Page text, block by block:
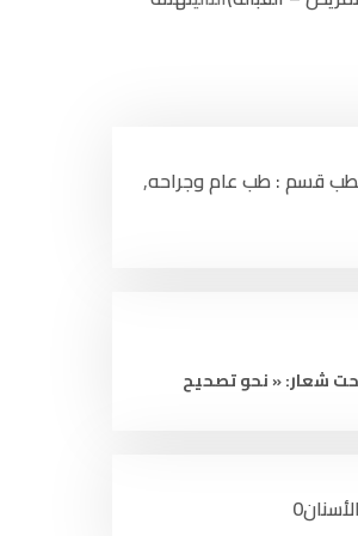
قسم : طب عام وجراحه,
شعار: « نحو تصحيح
0
كلية التمريض